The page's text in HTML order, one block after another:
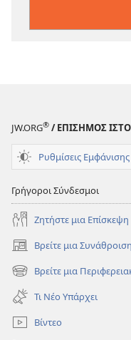
JW.ORG® / ΕΠΙΣΗΜΟΣ
Ρυθμίσεις Εμφάνισης
Γρήγοροι Σύνδεσμοι
Ζητήστε μια Επίσκεψη
Βρείτε μια Συνάθροιση
(ανοίγει
νέο
παράθυρο)
Βρείτε μια
(ανοίγει
νέο
παράθυρο)
Τι Νέο Υπάρχει
Βίντεο